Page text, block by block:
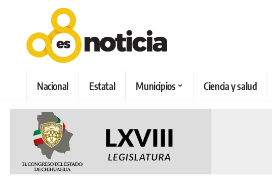
Nacional Estatal Municipios Ciencia y salud